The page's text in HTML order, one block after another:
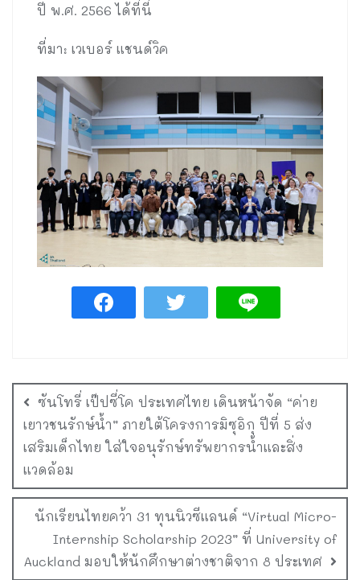
ปี พ.ศ. 2566 ได้ที่นี่
ที่มา: เวเบอร์ แชนด์วิค
ซันโทรี่ เป๊ปซี่โค ประเทศไทย เดินหน้าจัด “ค่าย
เยาวชนรักษ์น้ำ” ภายใต้โครงการมิซุอิกุ ปีที่ 5 ส่ง
เสริมเด็กไทย ใส่ใจอนุรักษ์ทรัพยากรน้ำและสิ่ง
แวดล้อม
นักเรียนไทยคว้า 31 ทุนนิวซีแลนด์ “Virtual Micro-
Internship Scholarship 2023” ที่ University of
Auckland มอบให้นักศึกษาต่างชาติจาก 8 ประเทศ